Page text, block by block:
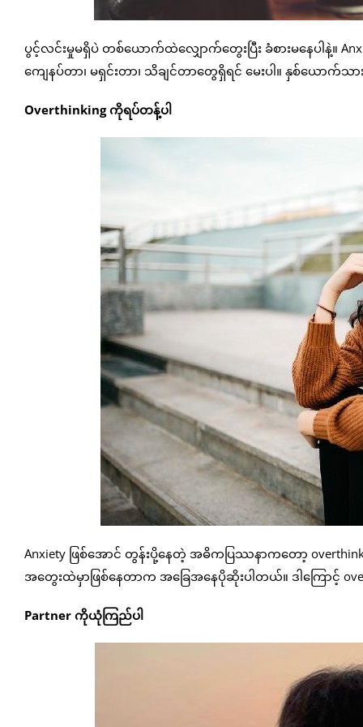
ပွင့်လင်းမှုမရှိပဲ တစ်ယောက်ထဲလျှောက်တွေးပြီး ခံစားမနေပါနဲ့။
ကျေနပ်တာ၊ မရှင်းတာ၊ သိချင်တာတွေရှိရင် မေးပါ။ နှစ်ယော
Overthinking ကိုရပ်တန့်ပါ
Anxiety ဖြစ်အောင် တွန်းပို့နေတဲ့ အဓိကပြဿနာကတော့
အတွေးထဲမှာဖြစ်နေတာက အခြေအနေပိုဆိုးပါတယ်။ ဒါကြောင့်
Partner ကိုယုံကြည်ပါ